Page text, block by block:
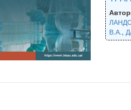
В.А.,